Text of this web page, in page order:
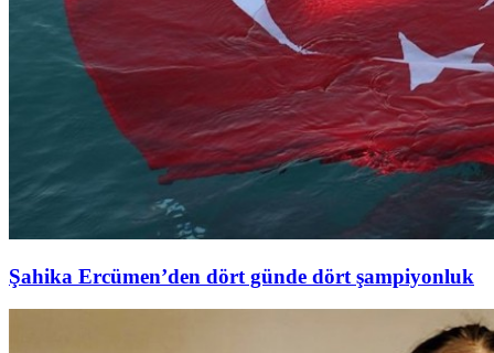
Şahika Ercümen’den dört günde dört şampiyonluk